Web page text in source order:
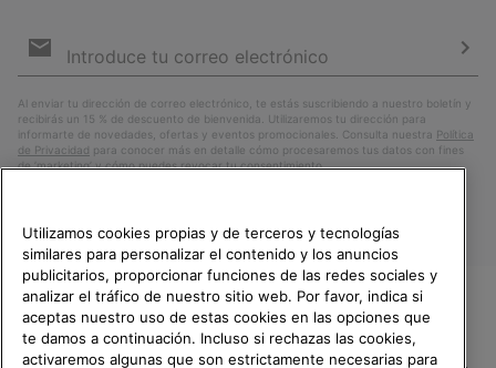
de
Al enviar tu dirección de correo electrónico, te estás suscribiendo a nuestro boletín y
recibirás un 15 % de descuento de bienvenida. Utilizaremos tu dirección para
informarte de novedades, ofertas y eventos promocionales. Consulta nuestra Política
de Privacidad para conocer más en detalle cómo procesaremos tus datos con fines
de ’marketing’ y cómo puedes revocar tu consentimiento.
TE DAMOS LA BIENVENIDA A
SOREL.
Utilizamos cookies propias y de terceros y tecnologías
similares para personalizar el contenido y los anuncios
publicitarios, proporcionar funciones de las redes sociales y
analizar el tráfico de nuestro sitio web. Por favor, indica si
aceptas nuestro uso de estas cookies en las opciones que
te damos a continuación. Incluso si rechazas las cookies,
activaremos algunas que son estrictamente necesarias para